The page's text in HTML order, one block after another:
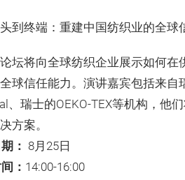
到终端：重建中国纺织业的全球
坛将向全球纺织企业展示如何在
球信任能力。演讲嘉宾包括来自
、瑞士的OEKO-TEX等机构，他
方案。
： 8月25日
： 14:00-16:00